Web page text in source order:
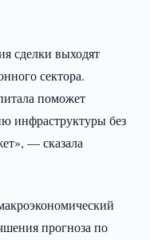
сделки выходят
сектора.
поможет
инфраструктуры без
— сказала
прогноза по